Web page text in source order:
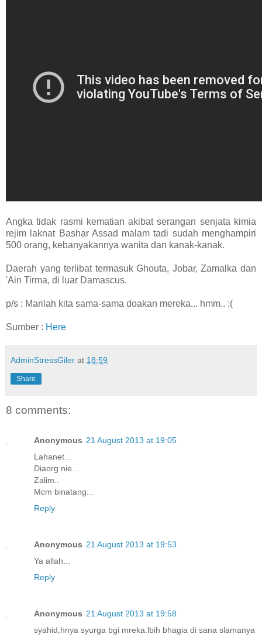
Angka tidak rasmi kematian akibat serangan senjata kimia
rejim laknat Bashar Assad malam tadi sudah menghampiri
500 orang, kebanyakannya wanita dan kanak-kanak.
Daerah yang terlibat termasuk Ghouta, Jobar, Zamalka dan
'Ain Tirma, di luar Damascus.
p/s : Marilah kita sama-sama doakan mereka... hmm.. :(
Sumber : Here
AdminStressGiler at 18:59
Share
8 comments:
Anonymous 21 August 2013 at 19:05
Lahanet...
Diaorg nie...
Zalim..
Mcm binatang...
Reply
Anonymous 21 August 2013 at 19:53
Ya allah...
Reply
Anonymous 21 August 2013 at 19:58
syahid,hnya syurga bgi mreka.lbih bhagia di sana slamanya